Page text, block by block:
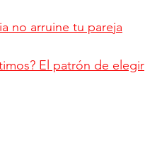
no arruine tu pareja
El patrón de elegir